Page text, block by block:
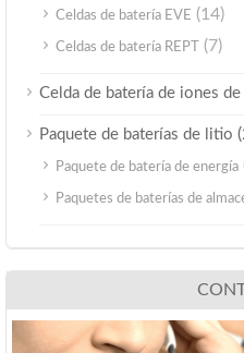
Celdas de batería EVE (14)
Celdas de batería REPT (7)
Celda de batería de iones
Paquete de baterías de litio
Paquete de batería de energía
Paquetes de baterías de